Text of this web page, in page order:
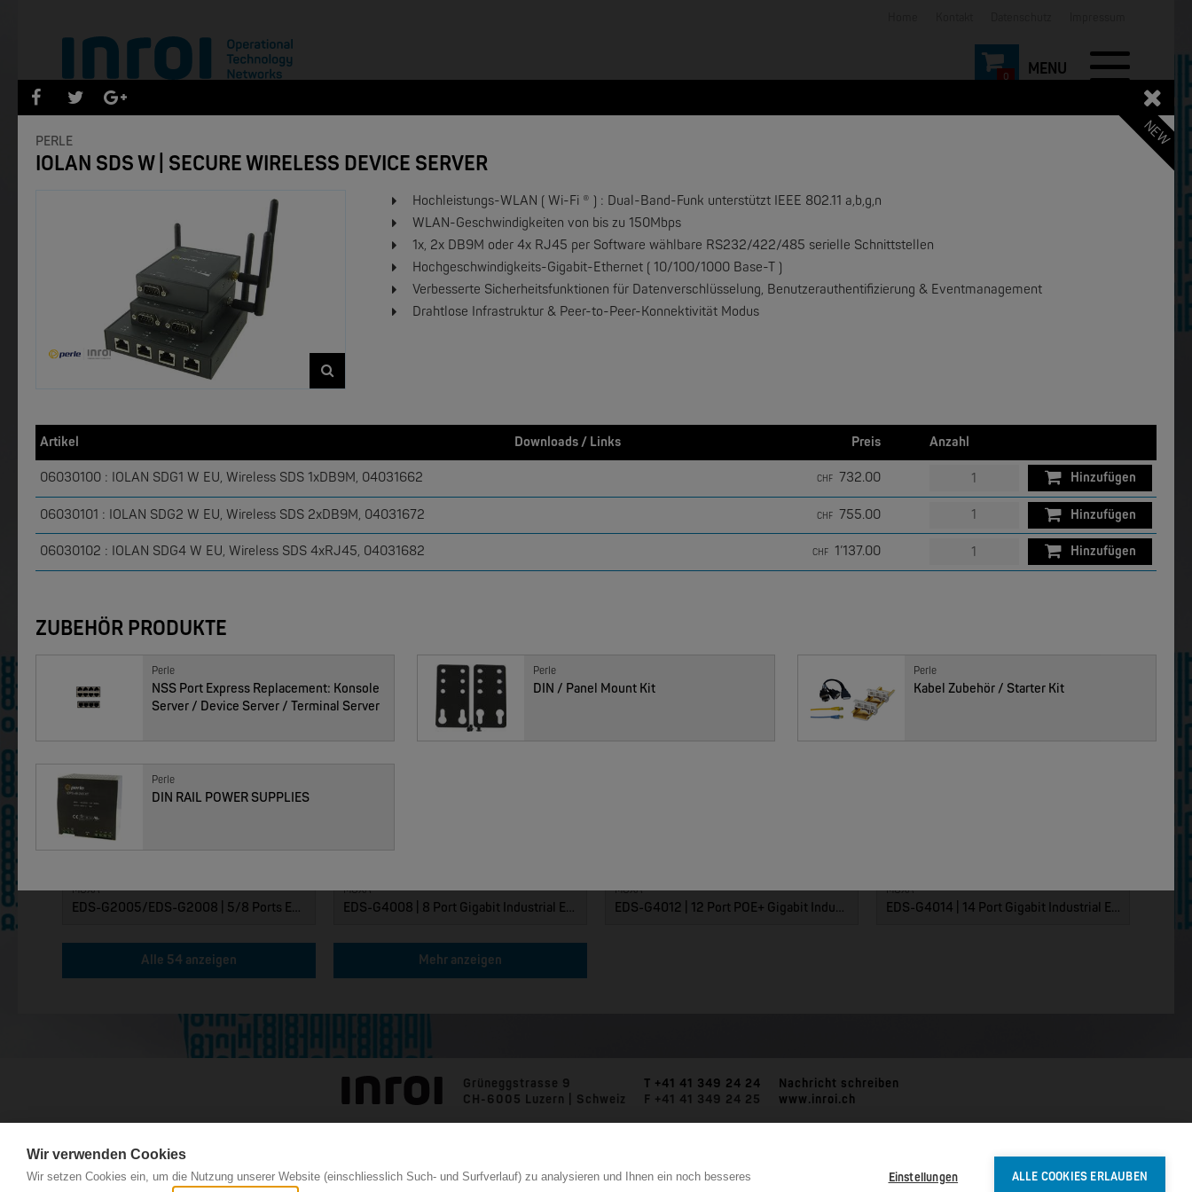
Wir verwenden Cookies
Wir setzen Cookies ein, um die Nutzung unserer Website (einschliesslich Such- und Surfverlauf) zu analysieren und Ihnen ein noch besseres
Einstellungen ALLE COOKIES ERLAUBEN
NEW
PERLE
IOLAN SDS W | SECURE WIRELESS DEVICE SERVER
Hochleistungs-WLAN ( Wi-Fi ® ) : Dual-Band-Funk unterstützt IEEE 802.11 a,b,g,n
WLAN-Geschwindigkeiten von bis zu 150Mbps
1x, 2x DB9M oder 4x RJ45 per Software wählbare RS232/422/485 serielle Schnittstellen
Hochgeschwindigkeits-Gigabit-Ethernet ( 10/100/1000 Base-T )
Verbesserte Sicherheitsfunktionen für Datenverschlüsselung, Benutzerauthentifizierung & Eventmanagement
Drahtlose Infrastruktur & Peer-to-Peer-Konnektivität Modus
Artikel Downloads / Links Preis Anzahl
06030100 : IOLAN SDG1 W EU, Wireless SDS 1xDB9M, 04031662 CHF 732.00 Hinzufügen
06030101 : IOLAN SDG2 W EU, Wireless SDS 2xDB9M, 04031672 CHF 755.00 Hinzufügen
06030102 : IOLAN SDG4 W EU, Wireless SDS 4xRJ45, 04031682 CHF 1’137.00 Hinzufügen
ZUBEHÖR PRODUKTE
Perle
NSS Port Express Replacement: Konsole
Server / Device Server / Terminal Server
Perle
DIN / Panel Mount Kit
Perle
Kabel Zubehör / Starter Kit
Perle
DIN RAIL POWER SUPPLIES
0
PRODUKTENEUHEITEN
Filter zurücksetzen
W&T
Web-IO 4.0 Digital Logger 16xIn/Out
NEW NEW
USB 3.0-Hub Industry
NEW
EDS-4009 | 9 Port Industrial Ethernet Switches
NEW
EDS-4012 | 12 Port POE+ Industrial Ethernet Switches
NEW
NEW
MOXA
EDS-G2005/EDS-G2008 | 5/8 Ports Entry Level unmanaged Ethernet Switches
NEW
MOXA
EDS-G4008 | 8 Port Gigabit Industrial Ethernet Switches
NEW
MOXA
EDS-G4012 | 12 Port POE+ Gigabit Industrial Ethernet Switches
NEW
MOXA
EDS-G4014 | 14 Port Gigabit Industrial Ethernet Switches
Alle 54 anzeigen Mehr anzeigen
Grüneggstrasse 9
CH-6005 Luzern | Schweiz
T +41 41 349 24 24
F +41 41 349 24 25
Nachricht schreiben
www.inroi.ch